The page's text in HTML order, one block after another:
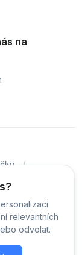
relevantních
odvolat.
na